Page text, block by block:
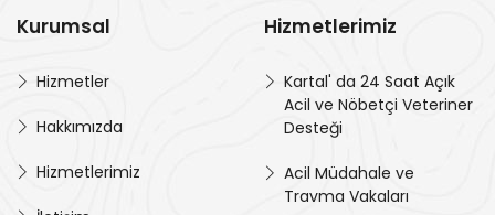
Kurumsal
Hizmetler
Hakkımızda
Hizmetlerimiz
Hizmetlerimiz
Kartal' da 24 Saat Açık
Acil ve Nöbetçi Veteriner
Desteği
Acil Müdahale ve
Travma Vakaları